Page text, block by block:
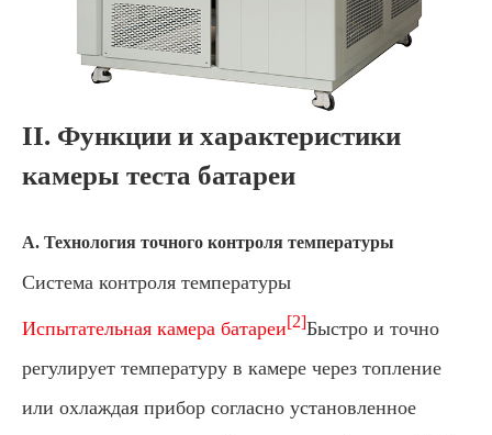
II. Функции и характеристики
камеры теста батареи
А. Технология точного контроля температуры
Система контроля температуры
Испытательная камера батареи[2]Быстро и точно
регулирует температуру в камере через топление
или охлаждая прибор согласно установленное